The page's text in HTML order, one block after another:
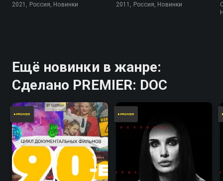
2021, Россия, Новинки 2011, Россия, Новинки
Ещё новинки в жанре:
Сделано PREMIER: DOC